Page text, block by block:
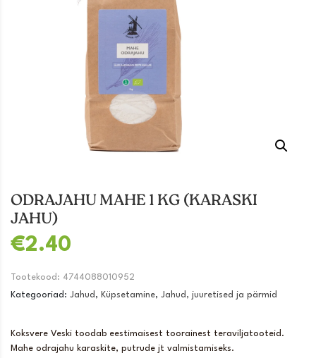
ODRAJAHU MAHE 1 KG (KARASKI
JAHU)
€2.40
Tootekood: 4744088010952
Kategooriad: Jahud , Küpsetamine, Jahud, juuretised ja pärmid
Koksvere Veski toodab eestimaisest toorainest teraviljatooteid.
Mahe odrajahu karaskite, putrude jt valmistamiseks.